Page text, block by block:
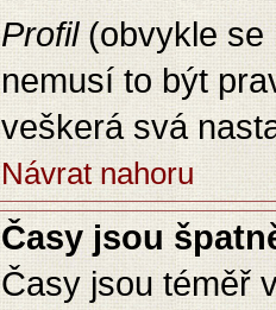
Profil(obvykle se
nemusí to být
veškerá svá
Návrat nahoru
Časy jsou
Časy jsou téměř